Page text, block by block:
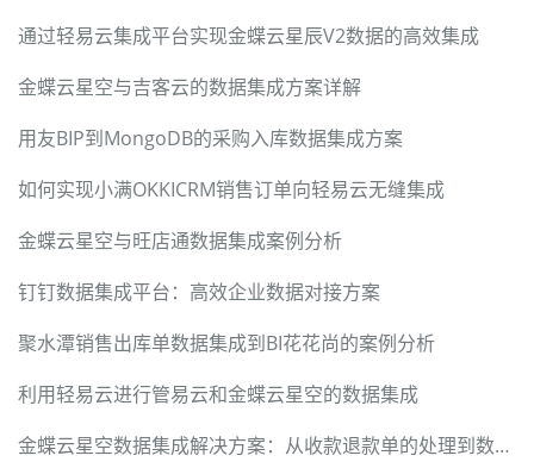
通过轻易云集成平台实现金蝶云星辰V2数据的高效集成
金蝶云星空与吉客云的数据集成方案详解
用友BIP到MongoDB的采购入库数据集成方案
如何实现小满OKKICRM销售订单向轻易云无缝集成
金蝶云星空与旺店通数据集成案例分析
钉钉数据集成平台：高效企业数据对接方案
聚水潭销售出库单数据集成到BI花花尚的案例分析
利用轻易云进行管易云和金蝶云星空的数据集成
金蝶云星空数据集成解决方案：从收款退款单的处理到数据导入